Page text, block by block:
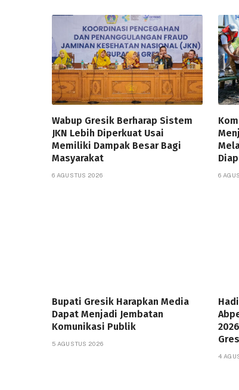
Wabup Gresik Berharap Sistem
JKN Lebih Diperkuat Usai
Memiliki Dampak Besar Bagi
Masyarakat
6 AGUSTUS 2026 6
Bupati Gresik Harapkan Media
Dapat Menjadi Jembatan
Komunikasi Publik
5 AGUSTUS 2026
4